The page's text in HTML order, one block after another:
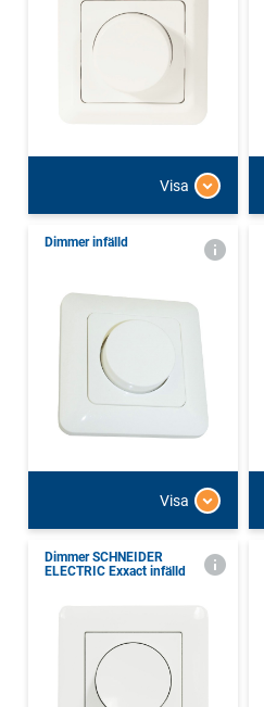
Visa
Dimmer infälld
Visa
Dimmer SCHNEIDER
ELECTRIC Exxact infälld